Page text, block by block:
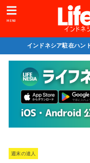
MENU
インドネシア駐在ハン
週末の達人